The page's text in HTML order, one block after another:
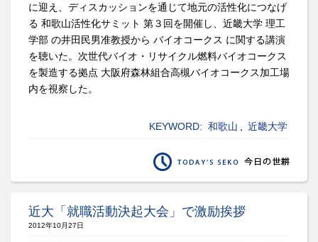
に迎え、ディスカッションを通じて地元の活性化につなげ
る 和歌山活性化サミット 第３回を開催し、近畿大学 理工
学部 の井田民男准教授から バイオコークス に関する講演
を聴いた。次世代バイオ・リサイクル燃料バイオコークス
を製造する拠点 大阪府森林組合高槻バイオコークス加工場
内を視察した。
KEYWORD: 和歌山 近畿大学
近大「就職活動決起大会」で激励挨拶
2012年10月27日